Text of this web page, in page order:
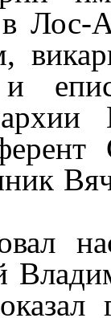
в
и